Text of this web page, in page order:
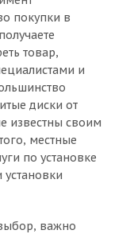
покупки в
товар,
и
диски от
известны своим
местные
по установке
установки
важно